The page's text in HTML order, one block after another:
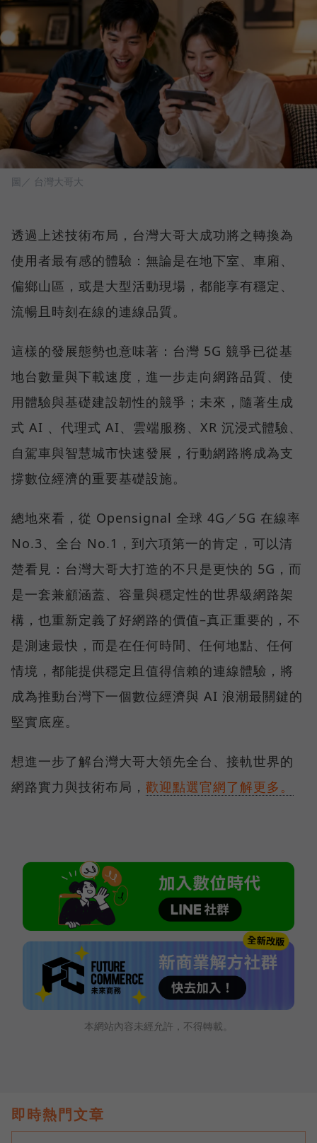
圖／ 台灣大哥大
透過上述技術布局，台灣大哥大成功將之轉換為
使用者最有感的體驗：無論是在地下室、車廂、
偏鄉山區，或是大型活動現場，都能享有穩定、
流暢且時刻在線的連線品質。
這樣的發展態勢也意味著：台灣 5G 競爭已從基
地台數量與下載速度，進一步走向網路品質、使
用體驗與基礎建設韌性的競爭；未來，隨著生成
式 AI 、代理式 AI、雲端服務、XR 沉浸式體驗、
自駕車與智慧城市快速發展，行動網路將成為支
撐數位經濟的重要基礎設施。
總地來看，從 Opensignal 全球 4G／5G 在線率
No.3、全台 No.1，到六項第一的肯定，可以清
楚看見：台灣大哥大打造的不只是更快的 5G，而
是一套兼顧涵蓋、容量與穩定性的世界級網路架
構，也重新定義了好網路的價值–真正重要的，不
是測速最快，而是在任何時間、任何地點、任何
情境，都能提供穩定且值得信賴的連線體驗，將
成為推動台灣下一個數位經濟與 AI 浪潮最關鍵的
堅實底座。
想進一步了解台灣大哥大領先全台、接軌世界的
網路實力與技術布局， 歡迎點選官網了解更多。
本網站內容未經允許，不得轉載。
即時熱門文章